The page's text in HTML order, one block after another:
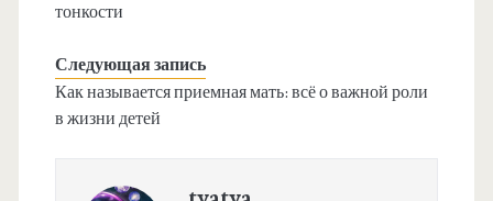
тонкости
Следующая запись
Как называется приемная мать: всё о важной роли
в жизни детей